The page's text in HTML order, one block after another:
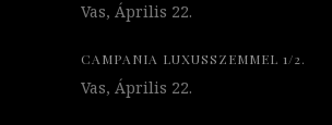
Vas, Április 22.
CAMPANIA LUXUSSZEMMEL 1/2.
Vas, Április 22.